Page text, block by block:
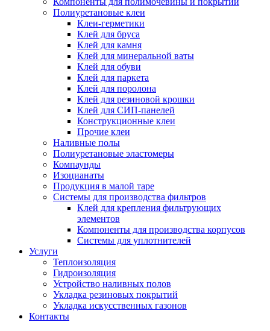
Полиуретановые клеи
Клеи-герметики
Клей для бруса
Клей для камня
Клей для минеральной ваты
Клей для обуви
Клей для паркета
Клей для поролона
Клей для резиновой крошки
Клей для СИП-панелей
Конструкционные клеи
Прочие клеи
Наливные полы
Полиуретановые эластомеры
Компаунды
Изоцианаты
Продукция в малой таре
Системы для производства фильтров
Клей для крепления фильтрующих
элементов
Компоненты для производства корпусов
Системы для уплотнителей
Услуги
Теплоизоляция
Гидроизоляция
Устройство наливных полов
Укладка резиновых покрытий
Укладка искусственных газонов
Контакты